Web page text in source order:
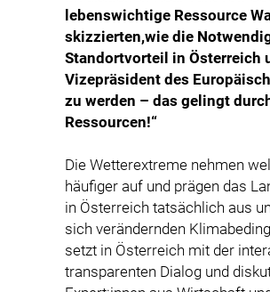
lebenswichtige Ressource
skizzierten,wie die
Standortvorteil in Österreich
Vizepräsident des
zu werden – das gelingt
Ressourcen!“
Die Wetterextreme nehmen
häufiger auf und prägen das
in Österreich tatsächlich aus
sich verändernden
setzt in Österreich mit der
transparenten Dialog und